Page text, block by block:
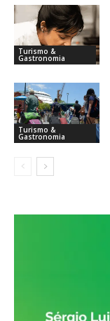
Turismo &
Gastronomia
Turismo &
Gastronomia